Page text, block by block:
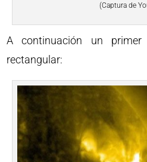
(Captura de
A continuación un
rectangular: